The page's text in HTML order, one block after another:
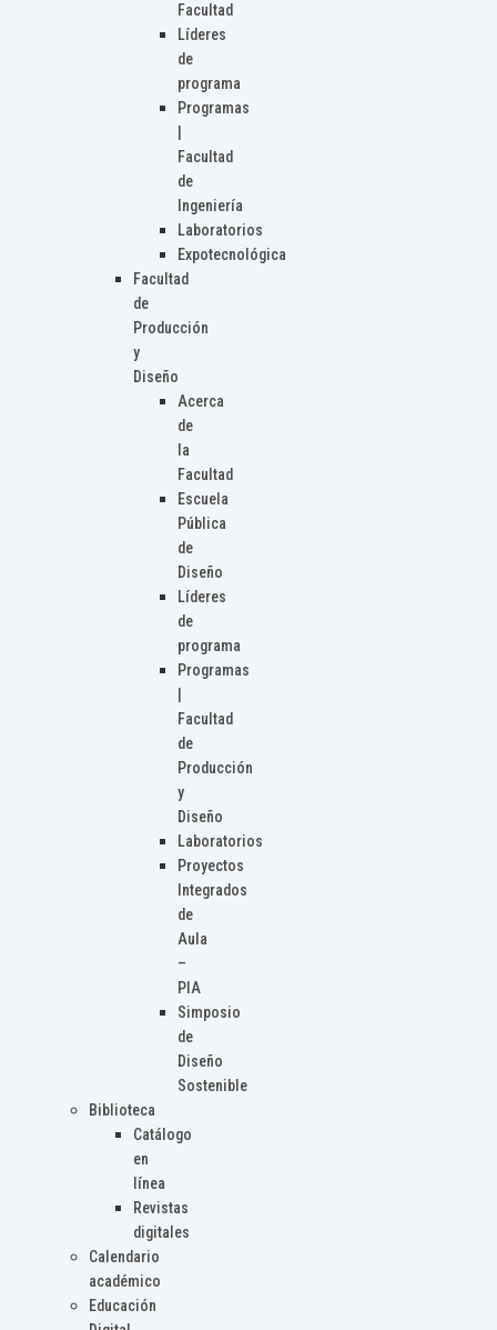
Facultad
Líderes
de
programa
Programas
Facultad
de
Ingeniería
Laboratorios
Expotecnológica
Facultad
de
Producción
y
Diseño
Acerca
de
la
Facultad
Escuela
Pública
de
Diseño
Líderes
de
programa
Programas
Facultad
de
Producción
y
Diseño
Laboratorios
Proyectos
Integrados
de
Aula
–
PIA
Simposio
de
Diseño
Sostenible
Biblioteca
Catálogo
en
línea
Revistas
digitales
Calendario
académico
Educación